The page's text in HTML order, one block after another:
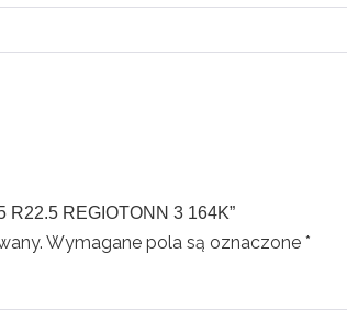
R22.5 REGIOTONN 3 164K”
Wymagane pola są oznaczone *